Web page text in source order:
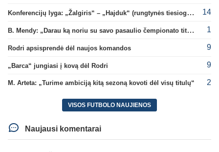
Konferencijų lyga: „Žalgiris“ – „Hajduk“ (rungtynės tiesiogiai) 14
B. Mendy: „Darau ką noriu su savo pasaulio čempionato titulu“ 1
Rodri apsisprendė dėl naujos komandos 9
„Barca“ jungiasi į kovą dėl Rodri 9
M. Arteta: „Turime ambiciją kitą sezoną kovoti dėl visų titulų“ 2
VISOS FUTBOLO NAUJIENOS
Naujausi komentarai